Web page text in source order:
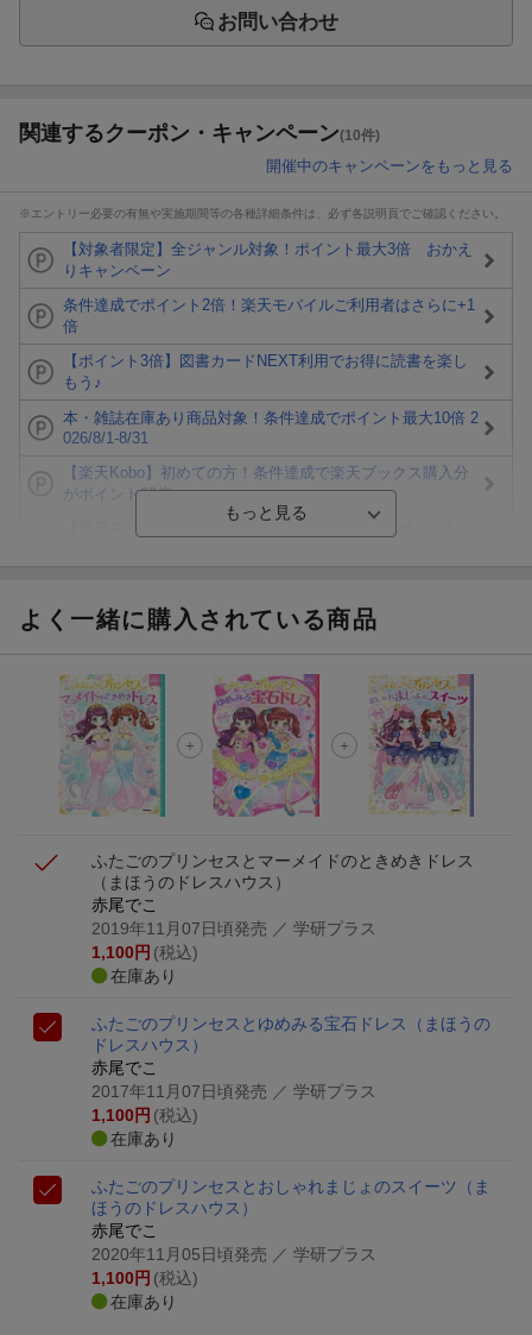
お問い合わせ
関連するクーポン・キャンペーン(10件)
開催中のキャンペーンをもっと見る
※エントリー必要の有無や実施期間等の各種詳細条件は、必ず各説明頁でご確認ください。
【対象者限定】全ジャンル対象！ポイント最大3倍 おかえ
りキャンペーン
条件達成でポイント2倍！楽天モバイルご利用者はさらに+1
倍
【ポイント3倍】図書カードNEXT利用でお得に読書を楽し
もう♪
本・雑誌在庫あり商品対象！条件達成でポイント最大10倍 2
026/8/1-8/31
【楽天Kobo】初めての方！条件達成で楽天ブックス購入分
がポイント20倍
ト山分け
エントリー＆3,000円以上購入で無料データSIM（3GB/月プ
ラン）が当たる！
楽天モバイル紹介キャンペーンの拡散で300円OFFクーポン
進呈
よく一緒に購入されている商品
ふたごのプリンセスとマーメイドのときめきドレス
（まほうのドレスハウス）
赤尾でこ
2019年11月07日頃発売 ／ 学研プラス
1,100円 (税込)
在庫あり
ふたごのプリンセスとゆめみる宝石ドレス
（まほうの
ドレスハウス）
赤尾でこ
2017年11月07日頃発売 ／ 学研プラス
1,100円 (税込)
在庫あり
ふたごのプリンセスとおしゃれまじょのスイーツ （ま
ほうのドレスハウス）
赤尾でこ
2020年11月05日頃発売 ／ 学研プラス
1,100円 (税込)
在庫あり